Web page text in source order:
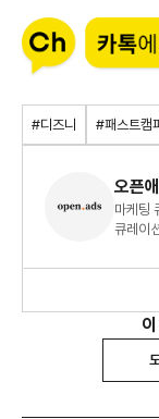
#디즈니 #패스트캠
오픈
마케팅
큐레이